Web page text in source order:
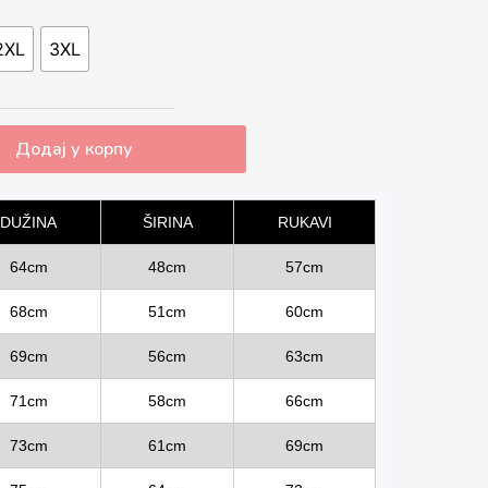
3XL
Додај у корпу
DUŽINA ŠIRINA RUKAVI
64cm 48cm 57cm
68cm 51cm 60cm
69cm 56cm 63cm
71cm 58cm 66cm
73cm 61cm 69cm